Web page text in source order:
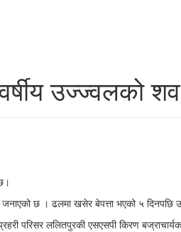
उज्ज्वलको शव
जनाएको छ । ढलमा खसेर बेपत्ता भएको ५
परिसर ललितपुरकी एसएसपी किरण